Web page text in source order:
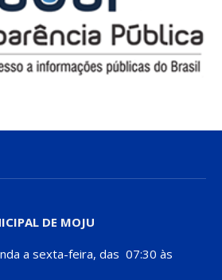
DE MOJU
a sexta-feira, das 07:30 às